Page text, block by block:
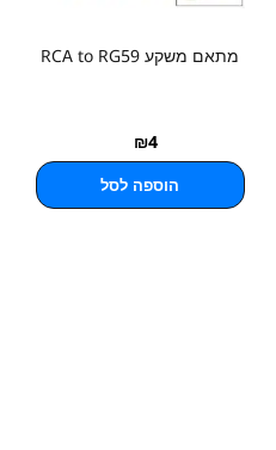
מתאם משקע RCA to RG59
₪4
הוספה לסל